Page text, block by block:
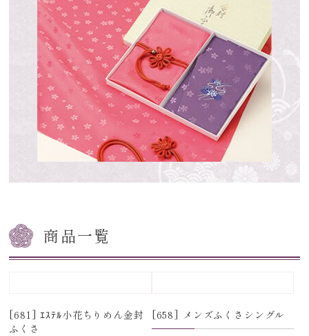
商品一覧
[681] ｴｽﾃﾙ小花ちりめん金封
ふくさ
[658] メンズふくさシングル